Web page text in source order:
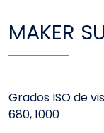
MAKER
Grados ISO de
680, 1000